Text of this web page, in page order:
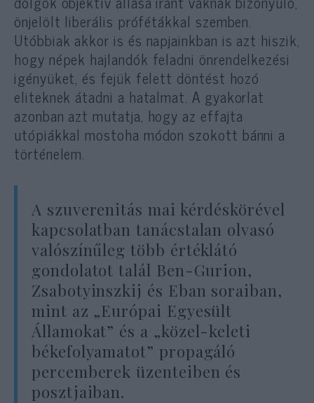
önjelölt liberális prófétákkal szemben.
Utóbbiak akkor is és napjainkban is azt hiszik,
hogy népek hajlandók feladni önrendelkezési
igényüket, és fejük felett döntést hozó
eliteknek átadni a hatalmat. A gyakorlat
azonban azt mutatja, hogy az effajta
utópiákkal mostoha módon szokott bánni a
történelem.
A szuverenitás mai kérdéskörével
kapcsolatban tanácstalan olvasó
valószínűleg több értéklátó
gondolatot talál Ben-Gurion,
Zsabotyinszkij és Eban soraiban,
mint az „Európai Egyesült
Államokat” és a „közel-keleti
békefolyamatot” propagáló
percemberek üzenteiben és
posztjaiban.